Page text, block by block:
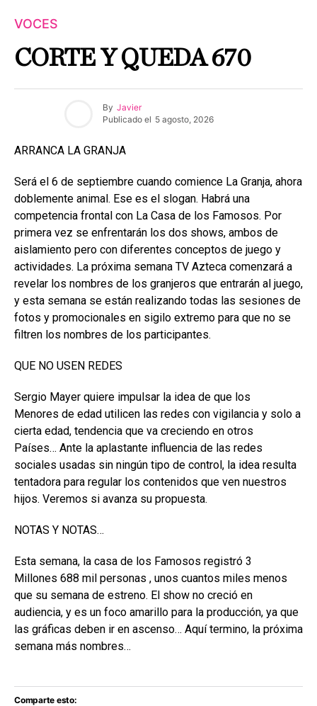
VOCES
CORTE Y QUEDA 670
By Javier
Publicado el 5 agosto, 2026
ARRANCA LA GRANJA
Será el 6 de septiembre cuando comience La Granja, ahora
doblemente animal. Ese es el slogan. Habrá una
competencia frontal con La Casa de los Famosos. Por
primera vez se enfrentarán los dos shows, ambos de
aislamiento pero con diferentes conceptos de juego y
actividades. La próxima semana TV Azteca comenzará a
revelar los nombres de los granjeros que entrarán al juego,
y esta semana se están realizando todas las sesiones de
fotos y promocionales en sigilo extremo para que no se
filtren los nombres de los participantes.
QUE NO USEN REDES
Sergio Mayer quiere impulsar la idea de que los
Menores de edad utilicen las redes con vigilancia y solo a
cierta edad, tendencia que va creciendo en otros
Países… Ante la aplastante influencia de las redes
sociales usadas sin ningún tipo de control, la idea resulta
tentadora para regular los contenidos que ven nuestros
hijos. Veremos si avanza su propuesta.
NOTAS Y NOTAS…
Esta semana, la casa de los Famosos registró 3
Millones 688 mil personas , unos cuantos miles menos
que su semana de estreno. El show no creció en
audiencia, y es un foco amarillo para la producción, ya que
las gráficas deben ir en ascenso… Aquí termino, la próxima
semana más nombres…
Comparte esto: